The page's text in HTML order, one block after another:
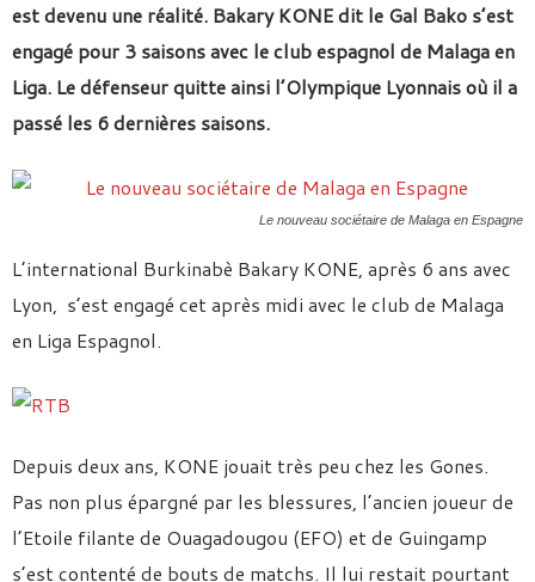
est devenu une réalité. Bakary KONE dit le Gal Bako s’est
engagé pour 3 saisons avec le club espagnol de Malaga en
Liga. Le défenseur quitte ainsi l’Olympique Lyonnais où il a
passé les 6 dernières saisons.
Le nouveau sociétaire de Malaga en Espagne
L’international Burkinabè Bakary KONE, après 6 ans avec
Lyon, s’est engagé cet après midi avec le club de Malaga
en Liga Espagnol.
Depuis deux ans, KONE jouait très peu chez les Gones.
Pas non plus épargné par les blessures, l’ancien joueur de
l’Etoile filante de Ouagadougou (EFO) et de Guingamp
s’est contenté de bouts de matchs. Il lui restait pourtant